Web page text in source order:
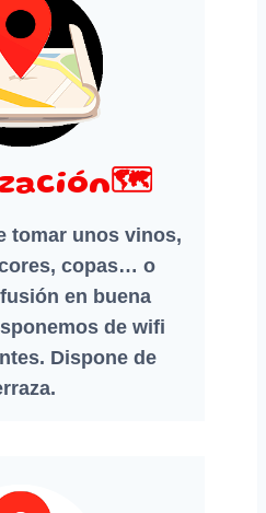
tomar unos vinos,
copas… o
en buena
de wifi
Dispone de